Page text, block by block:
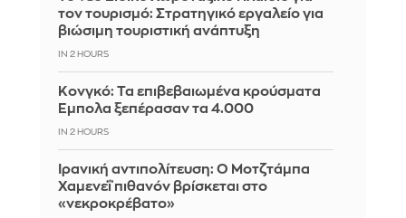
τον τουρισμό: Στρατηγικό εργαλείο για
βιώσιμη τουριστική ανάπτυξη
IN 2 HOURS
Κονγκό: Τα επιβεβαιωμένα κρούσματα
Έμπολα ξεπέρασαν τα 4.000
IN 2 HOURS
Ιρανική αντιπολίτευση: Ο Μοτζτάμπα
Χαμενεΐ πιθανόν βρίσκεται στο
«νεκροκρέβατο»